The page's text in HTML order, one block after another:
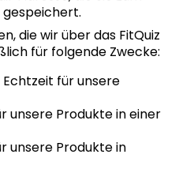
gespeichert.
die wir über das FitQuiz
für folgende Zwecke:
für unsere
unsere Produkte in einer
unsere Produkte in